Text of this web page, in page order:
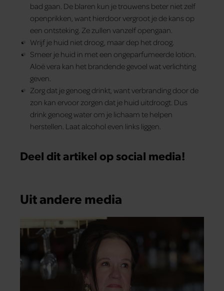
bad gaan. De blaren kun je trouwens beter niet zelf
openprikken, want hierdoor vergroot je de kans op
een ontsteking. Ze zullen vanzelf opengaan.
Wrijf je huid niet droog, maar dep het droog.
Smeer je huid in met een ongeparfumeerde lotion.
Aloë vera kan het brandende gevoel wat verlichting
geven.
Zorg dat je genoeg drinkt, want verbranding door de
zon kan ervoor zorgen dat je huid uitdroogt. Dus
drink genoeg water om je lichaam te helpen
herstellen. Laat alcohol even links liggen.
Deel dit artikel op social media!
Uit andere media